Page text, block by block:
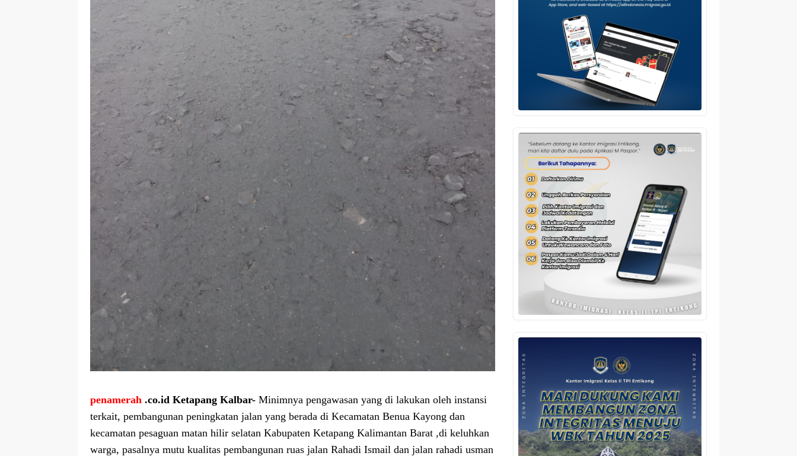
penamerah .co.id Ketapang Kalbar- Minimnya pengawasan yang di lakukan oleh instansi
terkait, pembangunan peningkatan jalan yang berada di Kecamatan Benua Kayong dan
kecamatan pesaguan matan hilir selatan Kabupaten Ketapang Kalimantan Barat ,di keluhkan
warga, pasalnya mutu kualitas pembangunan ruas jalan Rahadi Ismail dan jalan rahadi usman